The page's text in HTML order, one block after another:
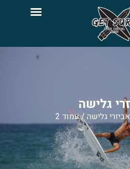
גלישה
אביזרי גלישה / עמוד 2